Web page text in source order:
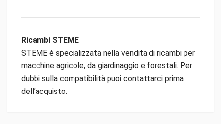
Ricambi STEME
STEME è specializzata nella vendita di ricambi per
macchine agricole, da giardinaggio e forestali. Per
dubbi sulla compatibilità puoi contattarci prima
dell’acquisto.